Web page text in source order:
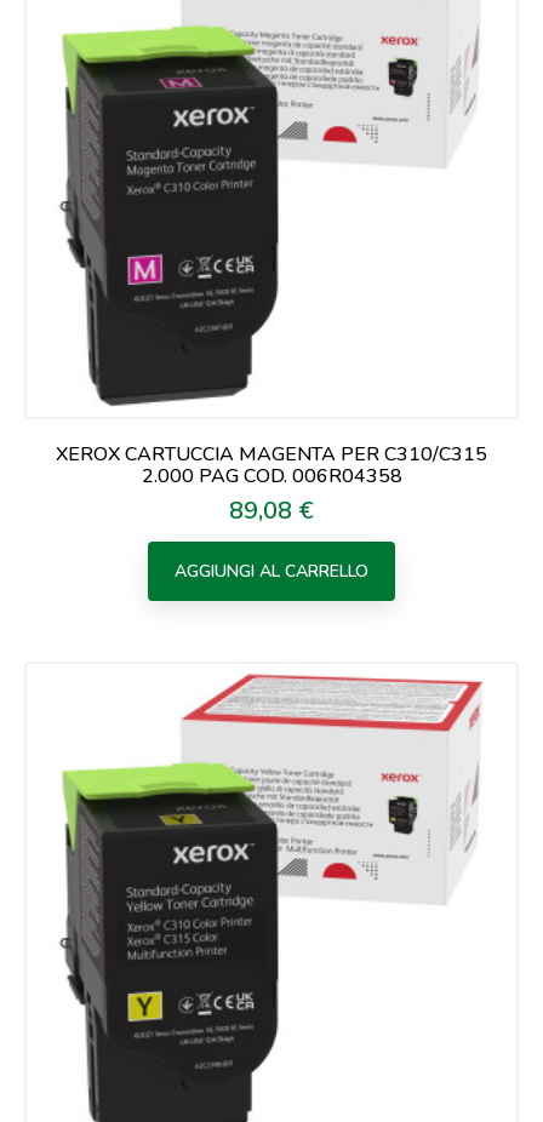
XEROX CARTUCCIA MAGENTA PER C310/C315
2.000 PAG COD. 006R04358
Prezzo
89,08 €
AGGIUNGI AL CARRELLO